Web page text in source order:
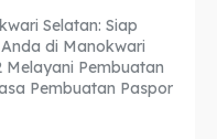
Cari
Cari
Selatan: Siap
di Manokwari
Melayani Pembuatan
Pembuatan Paspor